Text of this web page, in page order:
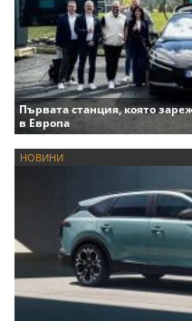
Първата станция, която
в Европа
НОВИНИ